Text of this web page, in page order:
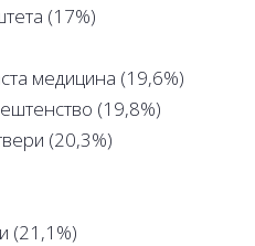
(17%)
медицина (19,6%)
(19,8%)
(20,3%)
(21,1%)